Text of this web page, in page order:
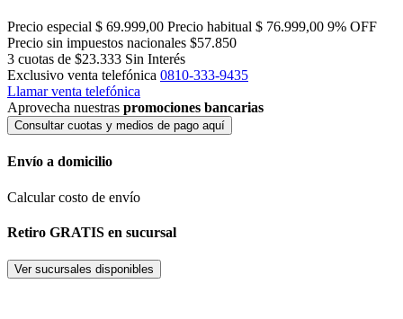
Precio especial $ 69.999,00 Precio habitual $ 76.999,00 9% OFF
Precio sin impuestos nacionales $57.850
3 cuotas de $23.333 Sin Interés
Exclusivo venta telefónica 0810-333-9435
Llamar venta telefónica
Aprovecha nuestras promociones bancarias
Consultar cuotas y medios de pago aquí
Envío a domicilio
Calcular costo de envío
Retiro GRATIS en sucursal
Ver sucursales disponibles